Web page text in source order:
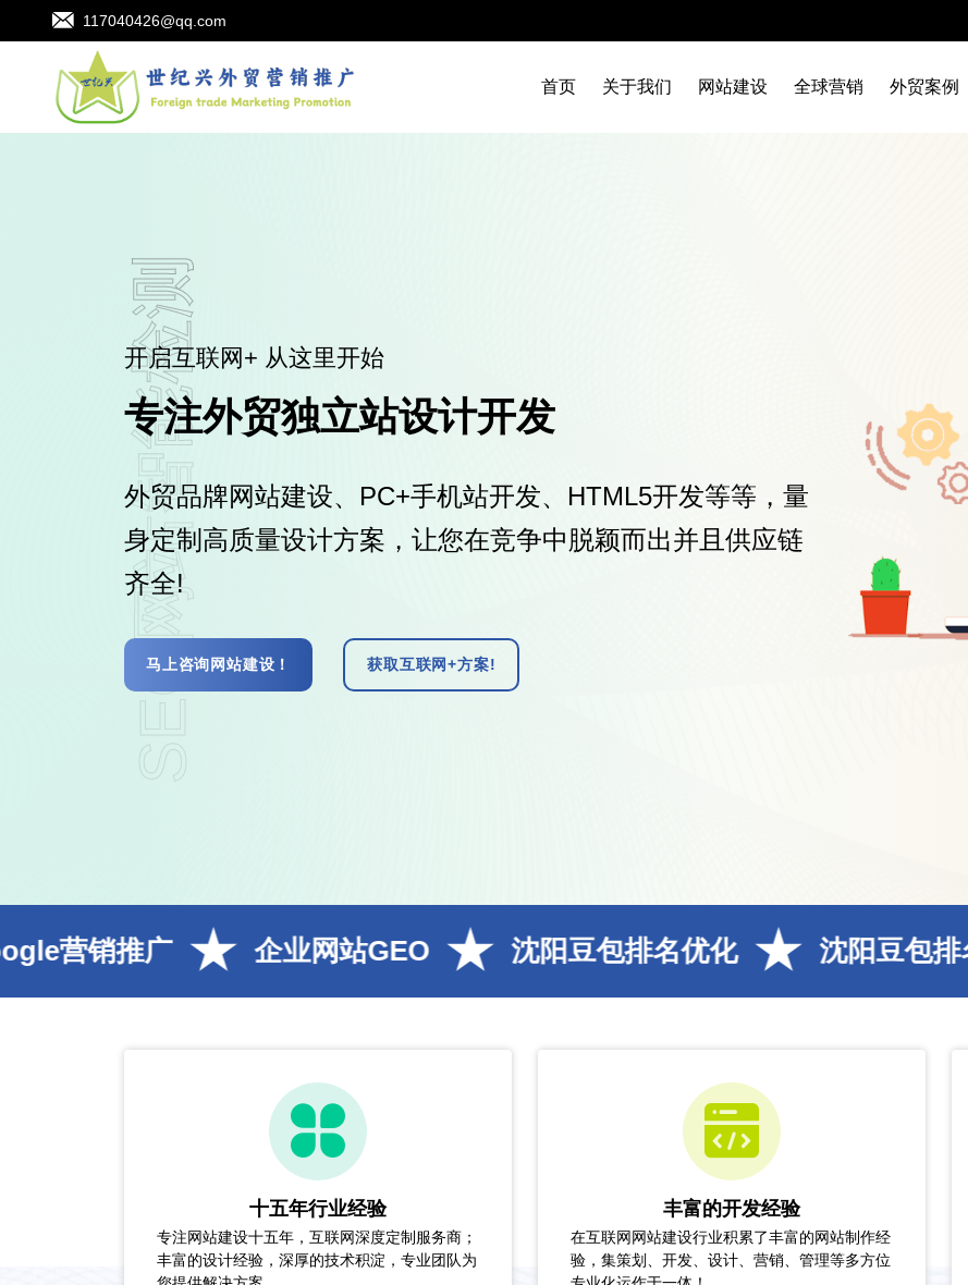
117040426@qq.com
首页 关于我们 网站建设 全球营销 外贸案例
SEO网站智能检测
企业网站GEO 沈阳豆包排名优化 沈阳豆包排名 沈阳
十五年行业经验
专注网站建设十五年，互联网深度定制服务商；
丰富的设计经验，深厚的技术积淀，专业团队为
丰富的开发经验
在互联网网站建设行业积累了丰富的网站制作经
验，集策划、开发、设计、营销、管理等多方位